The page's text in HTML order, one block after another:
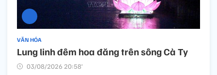
VĂN HÓA
Lung linh đêm hoa đăng trên sông Cà Ty
03/08/2026 20:58’